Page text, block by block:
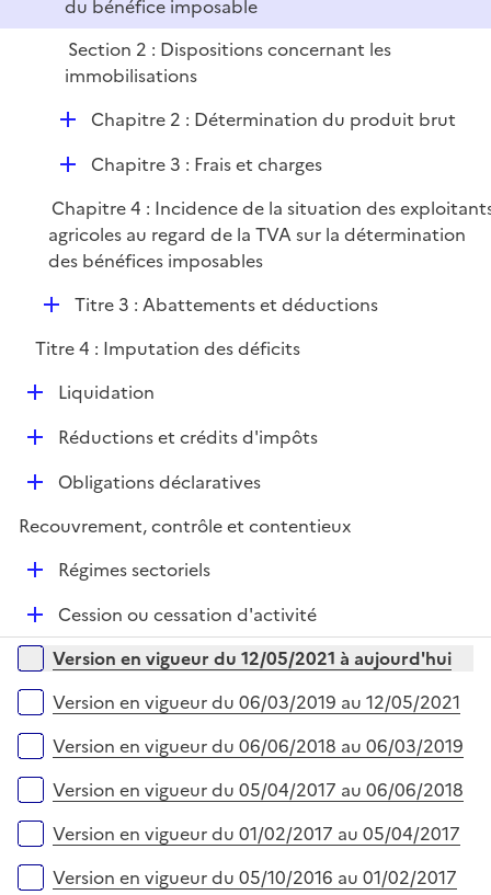
e
r
l
du bénéfice imposable
Section 2 : Dispositions concernant les
immobilisations
D
i
e
r
Chapitre 2 : Détermination du produit brut
D
p
l
i
e
Chapitre 3 : Frais et charges
Chapitre 4 : Incidence de la situation des
agricoles au regard de la TVA sur la détermination
des bénéfices imposables
D
p
e
Titre 3 : Abattements et déductions
Titre 4 : Imputation des déficits
D
e
Liquidation
D
i
Réductions et crédits d'impôts
D
p
r
Obligations déclaratives
Recouvrement, contrôle et contentieux
D
e
Régimes sectoriels
D
é
p
e
Cession ou cessation d'activité
Versions sur la période
Version en vigueur du 12/05/2021 à aujourd'hui
Version en vigueur du 06/03/2019 au 12/05/2021
Version en vigueur du 06/06/2018 au 06/03/2019
Version en vigueur du 05/04/2017 au 06/06/2018
Version en vigueur du 01/02/2017 au 05/04/2017
Version en vigueur du 05/10/2016 au 01/02/2017